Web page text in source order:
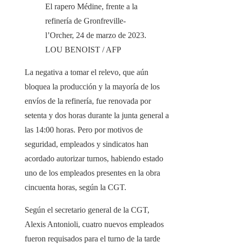
El rapero Médine, frente a la
refinería de Gronfreville-
l’Orcher, 24 de marzo de 2023.
LOU BENOIST / AFP
La negativa a tomar el relevo, que aún
bloquea la producción y la mayoría de los
envíos de la refinería, fue renovada por
setenta y dos horas durante la junta general a
las 14:00 horas. Pero por motivos de
seguridad, empleados y sindicatos han
acordado autorizar turnos, habiendo estado
uno de los empleados presentes en la obra
cincuenta horas, según la CGT.
Según el secretario general de la CGT,
Alexis Antonioli, cuatro nuevos empleados
fueron requisados ​​para el turno de la tarde